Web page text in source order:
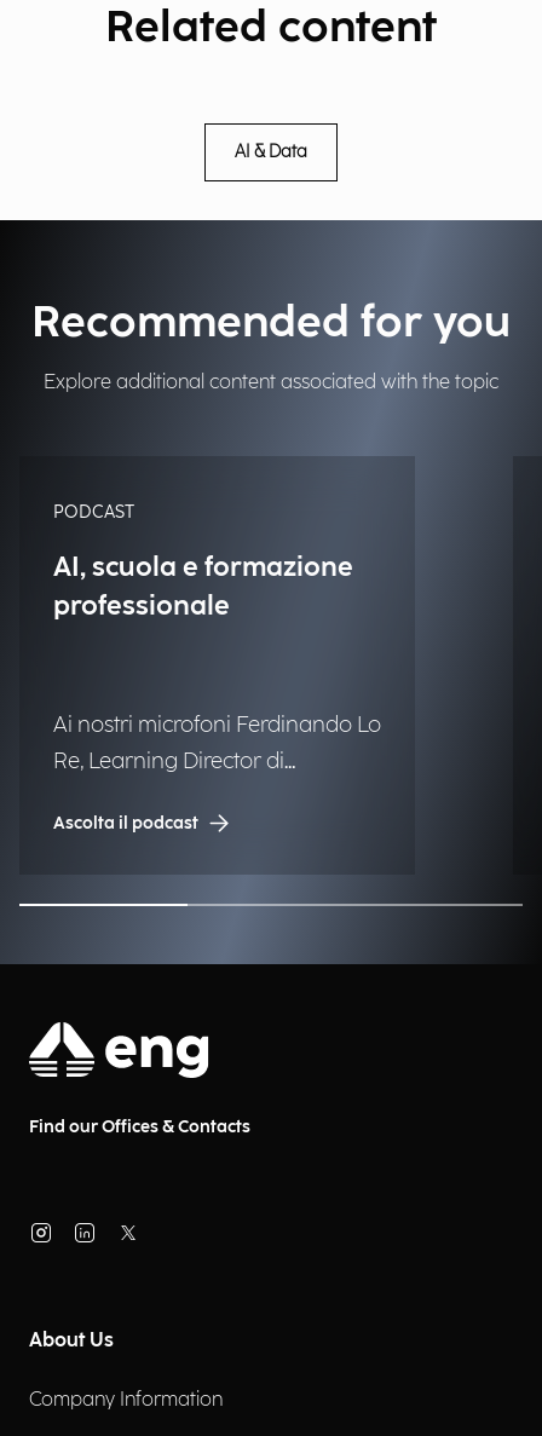
Related content
AI & Data
Recommended for you
Explore additional content associated with the topic
PODCAST
AI, scuola e formazione
professionale
Ai nostri microfoni Ferdinando Lo
Re, Learning Director di
Ascolta il podcast
Find our Offices & Contacts
About Us
Company Information